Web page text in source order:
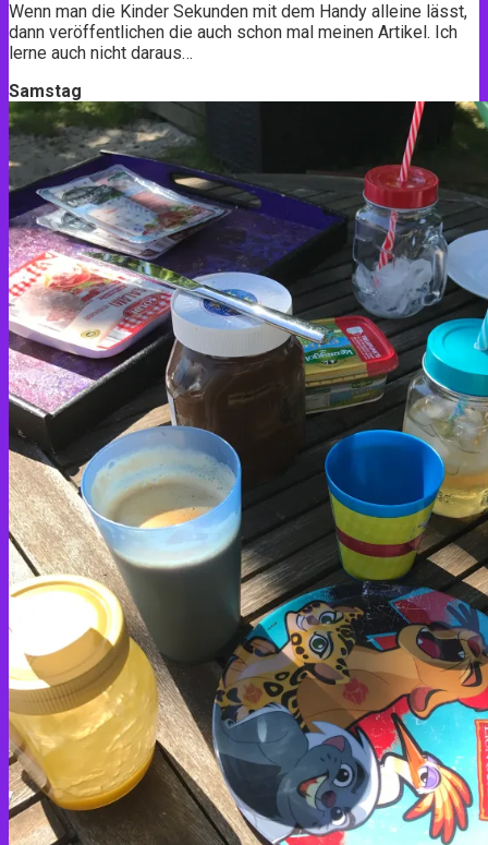
Wenn man die Kinder Sekunden mit dem Handy alleine lässt,
dann veröffentlichen die auch schon mal meinen Artikel. Ich
lerne auch nicht daraus…
Samstag